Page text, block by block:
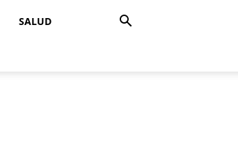
SALUD